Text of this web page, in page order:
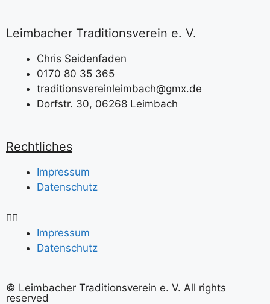
Leimbacher Traditionsverein e. V.
Chris Seidenfaden
0170 80 35 365
traditionsvereinleimbach@gmx.de
Dorfstr. 30, 06268 Leimbach
Rechtliches
Impressum
Datenschutz
Impressum
Datenschutz
© Leimbacher Traditionsverein e. V. All rights
reserved